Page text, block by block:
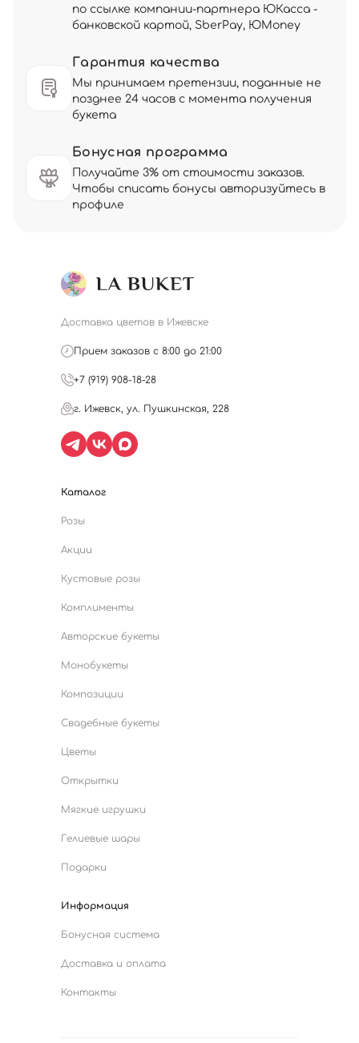
по ссылке компании-партнера ЮКасса -
банковской картой, SberPay, ЮMoney
Гарантия качества
Мы принимаем претензии, поданные не
позднее 24 часов с момента получения
букета
Бонусная программа
Получайте 3% от стоимости заказов.
Чтобы списать бонусы авторизуйтесь в
профиле
Доставка цветов в Ижевске
Прием заказов с 8:00 до 21:00
+7 (919) 908-18-28
г. Ижевск, ул. Пушкинская, 228
Каталог
Розы
Акции
Кустовые розы
Комплименты
Авторские букеты
Монобукеты
Композиции
Свадебные букеты
Цветы
Открытки
Мягкие игрушки
Гелиевые шары
Подарки
Информация
Бонусная система
Доставка и оплата
Контакты